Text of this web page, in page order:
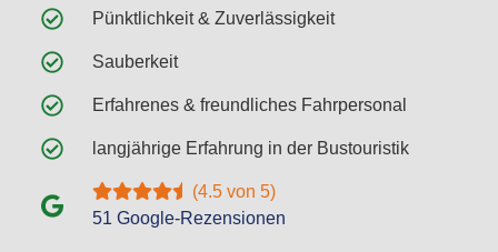
Pünktlichkeit & Zuverlässigkeit
Sauberkeit
Erfahrenes & freundliches Fahrpersonal
langjährige Erfahrung in der Bustouristik
(4.5 von 5)
51 Google-Rezensionen